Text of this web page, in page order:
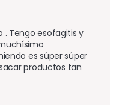
. Tengo esofagitis y
es súper súper
productos tan